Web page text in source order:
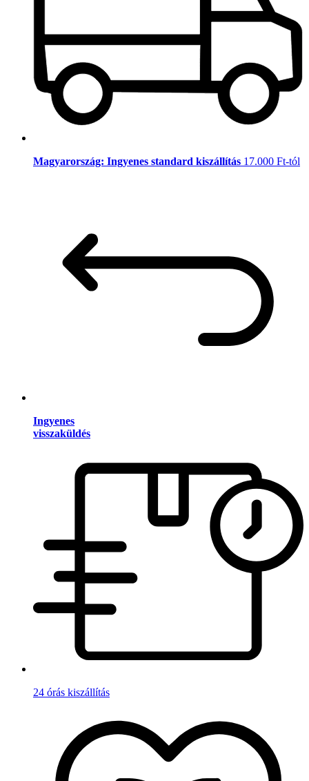
Magyarország: Ingyenes standard kiszállítás 17.000 Ft-tól
Ingyenes
visszaküldés
24 órás kiszállítás